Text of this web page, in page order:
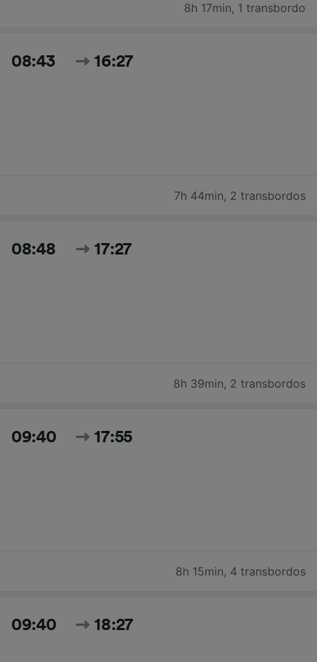
8h 17min, 1 transbordo
08:43 16:27
7h 44min, 2 transbordos
08:48 17:27
8h 39min, 2 transbordos
09:40 17:55
8h 15min, 4 transbordos
09:40 18:27